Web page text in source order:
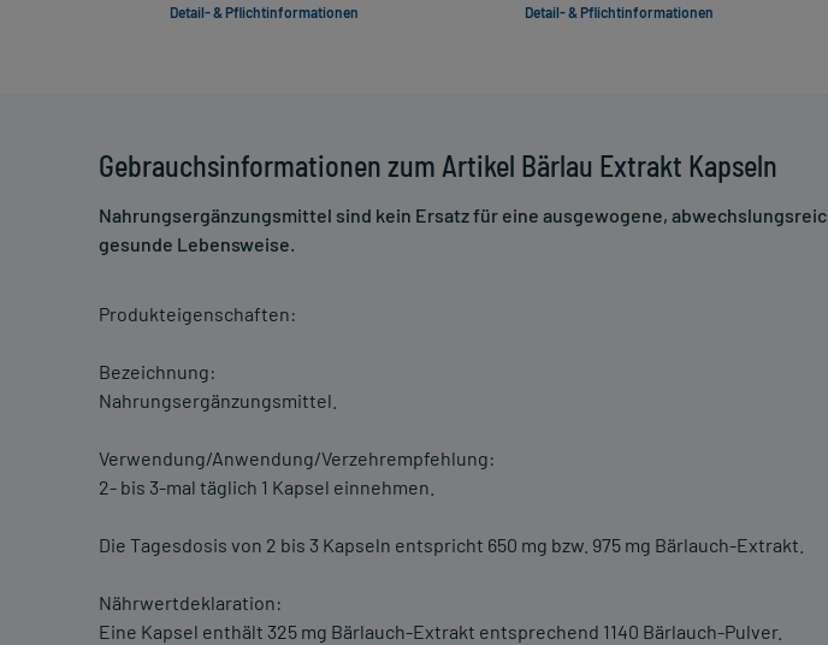
Gebrauchsinformationen zum Artikel Bärlau Extrakt Kapseln
Nahrungsergänzungsmittel sind kein Ersatz für eine ausgewogene,
gesunde Lebensweise.
Produkteigenschaften:
Bezeichnung:
Nahrungsergänzungsmittel.
Verwendung/Anwendung/Verzehrempfehlung:
2- bis 3-mal täglich 1 Kapsel einnehmen.
Die Tagesdosis von 2 bis 3 Kapseln entspricht 650 mg bzw. 975 mg Bärlauch-Extrakt.
Nährwertdeklaration:
Eine Kapsel enthält 325 mg Bärlauch-Extrakt entsprechend 1140 Bärlauch-Pulver.
Detail- & Pflichtinformationen Detail- & Pflichtinformationen